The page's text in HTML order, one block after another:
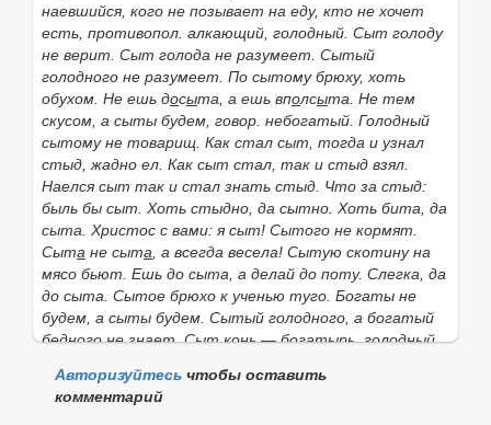
•Жив-здоров(разг.) вполне здоров и благополучен.
Живая очередь без предварительной записи.
Живая ранаещё не зажившая.
Живая сила( спец.) люди, животные (в отличие от
механизмов, техники).
Живое о живом думаетговорится в знач.: хотя умер
кто-то близкий, но жизнь продолжается.
Живая душа(разг.) человек, тот, кто живёт.
Живой инвентарь(спец.) рабочий скот.
Живой вес(спец.) вес живого животного.
Живого места нетилине осталось ( разг.) 1)
кого, о том, у кого много болезней или (такжена
ком)
кто весь избит, изранен; 2)
о том, что много раз переделывалось, исправлялось,
В рукописи живого места нет.
наевшийся, кого не позывает на еду, кто не хочет
есть, противопол. алкающий, голодный. Сыт голоду
не верит. Сыт голода не разумеет. Сытый
голодного не разумеет. По сытому брюху, хоть
обухом. Не ешь досыта, а ешь вполсыта. Не тем
скусом, а сыты будем, говор. небогатый. Голодный
сытому не товарищ. Как стал сыт, тогда и узнал
стыд, жадно ел. Как сыт стал, так и стыд взял.
Наелся сыт так и стал знать стыд. Что за стыд:
быль бы сыт. Хоть стыдно, да сытно. Хоть бита, да
сыта. Христос с вами: я сыт! Сытого не кормят.
Сыта не сыта, а всегда весела! Сытую скотину на
мясо бьют. Ешь до сыта, а делай до поту. Слегка, да
до сыта. Сытое брюхо к ученью туго. Богаты не
будем, а сыты будем. Сытый голодного, а богатый
бедного не знает. Сыт конь — богатырь, голодный
сыт. Сыт и тем, чего не дали.Сыта коровка, коли
макухи не ест. Кто сыт, тот у Бога не забыт. Сам
Авторизуйтесь чтобы оставить
комментарий